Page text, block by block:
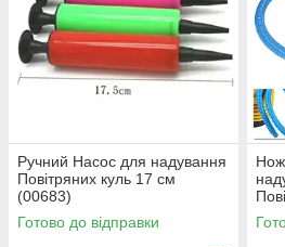
Ручний Насос для надування
Повітряних куль 17 см
(00683)
Готово до відправки